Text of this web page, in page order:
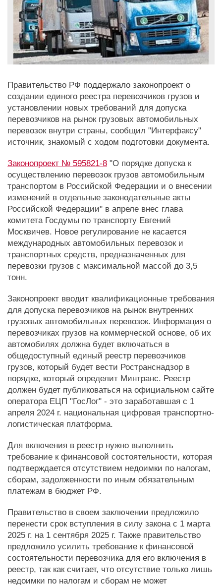
Правительство РФ поддержало законопроект о
создании единого реестра перевозчиков грузов и
установлении новых требований для допуска
перевозчиков на рынок грузовых автомобильных
перевозок внутри страны, сообщил "Интерфаксу"
источник, знакомый с ходом подготовки документа.
Законопроект № 595821-8 "О порядке допуска к
осуществлению перевозок грузов автомобильным
транспортом в Российской Федерации и о внесении
изменений в отдельные законодательные акты
Российской Федерации" в апреле внес глава
комитета Госдумы по транспорту Евгений
Москвичев. Новое регулирование не касается
международных автомобильных перевозок и
транспортных средств, предназначенных для
перевозки грузов с максимальной массой до 3,5
тонн.
Законопроект вводит квалификационные требования
для допуска перевозчиков на рынок внутренних
грузовых автомобильных перевозок. Информация о
перевозчиках грузов на коммерческой основе, об их
автомобилях должна будет включаться в
общедоступный единый реестр перевозчиков
грузов, который будет вести Ространснадзор в
порядке, который определит Минтранс. Реестр
должен будет публиковаться на официальном сайте
оператора ЕЦП "ГосЛог" - это заработавшая с 1
апреля 2024 г. национальная цифровая транспортно-
логистическая платформа.
Для включения в реестр нужно выполнить
требование к финансовой состоятельности, которая
подтверждается отсутствием недоимки по налогам,
сборам, задолженности по иным обязательным
платежам в бюджет РФ.
Правительство в своем заключении предложило
перенести срок вступления в силу закона с 1 марта
2025 г. на 1 сентября 2025 г. Также правительство
предложило усилить требование к финансовой
состоятельности перевозчика для его включения в
реестр, так как считает, что отсутствие только лишь
недоимки по налогам и сборам не может